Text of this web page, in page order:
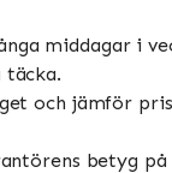
middagar i
täcka.
och jämför
betyg